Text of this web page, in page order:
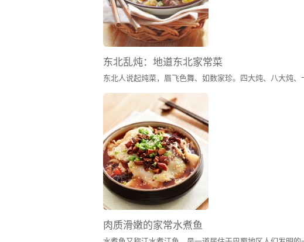
新鲜牛肉特写
左下方小图为这块牛肉在50倍光学放大镜下观
东北乱炖：地道东北家常菜
肉质滑嫩的家常水煮鱼